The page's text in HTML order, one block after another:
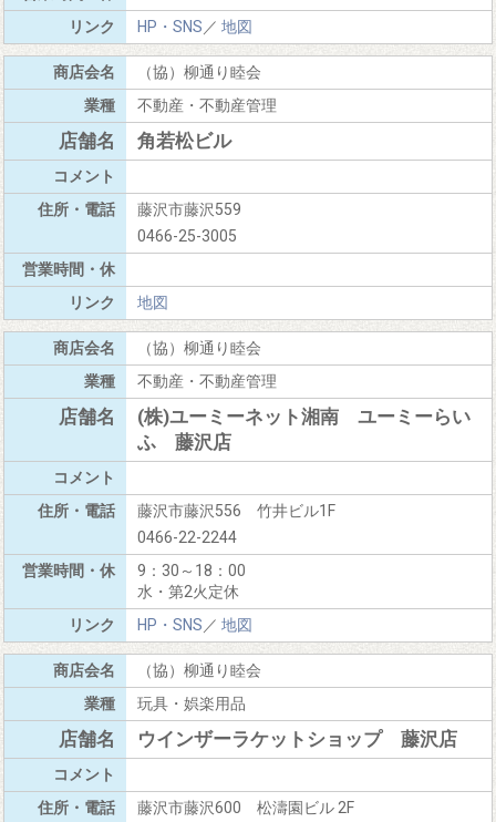
HP・SNS／ 地図
（協）柳通り睦会
不動産・不動産管理
角若松ビル
藤沢市藤沢559
0466-25-3005
地図
（協）柳通り睦会
不動産・不動産管理
(株)ユーミーネット湘南 ユーミーらい
ふ 藤沢店
藤沢市藤沢556 竹井ビル1F
0466-22-2244
9：30～18：00
水・第2火定休
HP・SNS／ 地図
（協）柳通り睦会
玩具・娯楽用品
ウインザーラケットショップ 藤沢店
藤沢市藤沢600 松濤園ビル 2F